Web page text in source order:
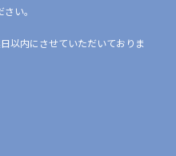
い。
以内にさせていただいておりま